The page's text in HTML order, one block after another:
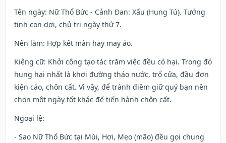
Tên ngày: Nữ Thổ Bức - Cảnh Đan: Xấu (Hung Tú). Tướng
tinh con dơi, chủ trị ngày thứ 7.
Nên làm: Hợp kết màn hay may áo.
Kiêng cữ: Khởi công tạo tác trăm việc đều có hại. Trong đó
hung hại nhất là khơi đường tháo nước, trổ cửa, đầu đơn
kiện cáo, chôn cất. Vì vậy, để tránh điềm giữ quý bạn nên
chọn một ngày tốt khác để tiến hành chôn cất.
Ngoại lệ:
- Sao Nữ Thổ Bức tại Mùi, Hợi, Mẹo (mão) đều gọi chung